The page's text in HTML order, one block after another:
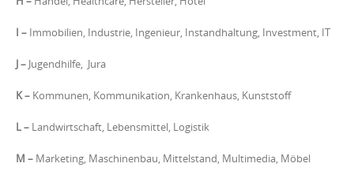
I – Immobilien, Industrie, Ingenieur, Instandhaltung, Investment, IT
J – Jugendhilfe, Jura
K – Kommunen, Kommunikation, Krankenhaus, Kunststoff
L – Landwirtschaft, Lebensmittel, Logistik
M – Marketing, Maschinenbau, Mittelstand, Multimedia, Möbel